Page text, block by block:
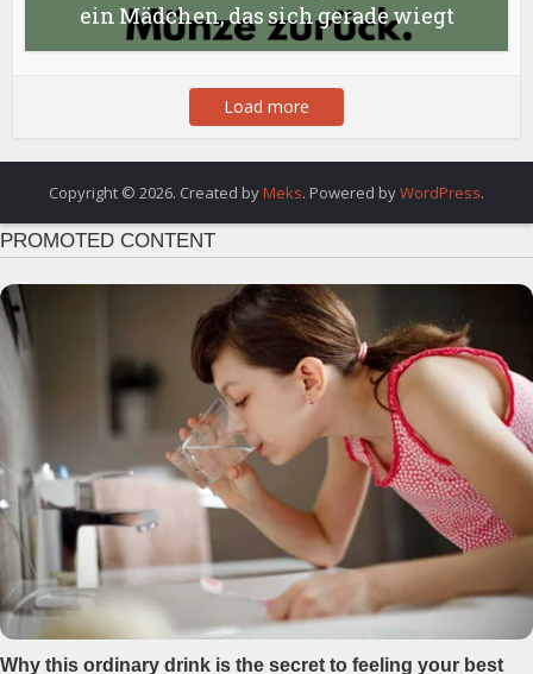
ein Mädchen, das sich gerade wiegt
Load more
Copyright © 2026. Created by Meks. Powered byWordPress.